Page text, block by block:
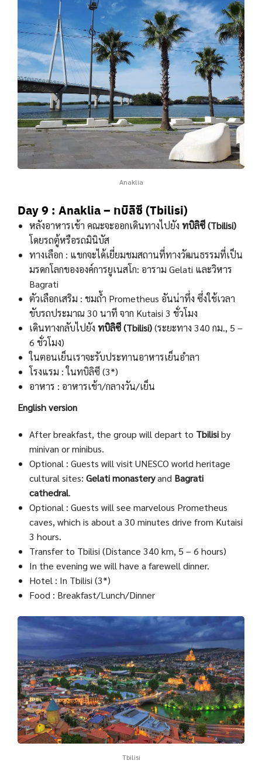
Anaklia
Day 9 : Anaklia – ทบิลิซี (Tbilisi)
หลังอาหารเช้า คณะจะออกเดินทางไปยัง ทบิลิซี (Tbilisi)
โดยรถตู้หรือรถมินิบัส
ทางเลือก : แขกจะได้เยี่ยมชมสถานที่ทางวัฒนธรรมที่เป็น
มรดกโลกขององค์การยูเนสโก: อาราม Gelati และวิหาร
Bagrati
ตัวเลือกเสริม : ชมถ้ำ Prometheus อันน่าทึ่ง ซึ่งใช้เวลา
ขับรถประมาณ 30 นาที จาก Kutaisi 3 ชั่วโมง
เดินทางกลับไปยัง ทบิลิซี (Tbilisi)(ระยะทาง 340 กม., 5 –
6 ชั่วโมง)
ในตอนเย็นเราจะรับประทานอาหารเย็นอำลา
โรงแรม : ในทบิลิซี (3*)
อาหาร : อาหารเช้า/กลางวัน/เย็น
English version
After breakfast, the group will depart to Tbilisiby
minivan or minibus.
Optional : Guests will visit UNESCO world heritage
cultural sites: Gelati monasteryand Bagrati
cathedral.
Optional : Guests will see marvelous Prometheus
caves, which is about a 30 minutes drive from Kutaisi
3 hours.
Transfer to Tbilisi (Distance 340 km, 5 – 6 hours)
In the evening we will have a farewell dinner.
Hotel : In Tbilisi (3*)
Food : Breakfast/Lunch/Dinner
Tbilisi